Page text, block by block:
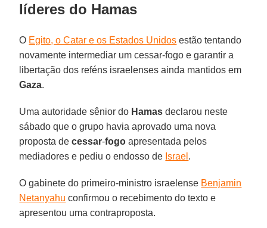
líderes do Hamas
O Egito, o Catar e os Estados Unidos estão tentando
novamente intermediar um cessar-fogo e garantir a
libertação dos reféns israelenses ainda mantidos em
Gaza.
Uma autoridade sênior do Hamas declarou neste
sábado que o grupo havia aprovado uma nova
proposta decessar-fogo apresentada pelos
mediadores e pediu o endosso de Israel .
O gabinete do primeiro-ministro israelense Benjamin
Netanyahu confirmou o recebimento do texto e
apresentou uma contraproposta.